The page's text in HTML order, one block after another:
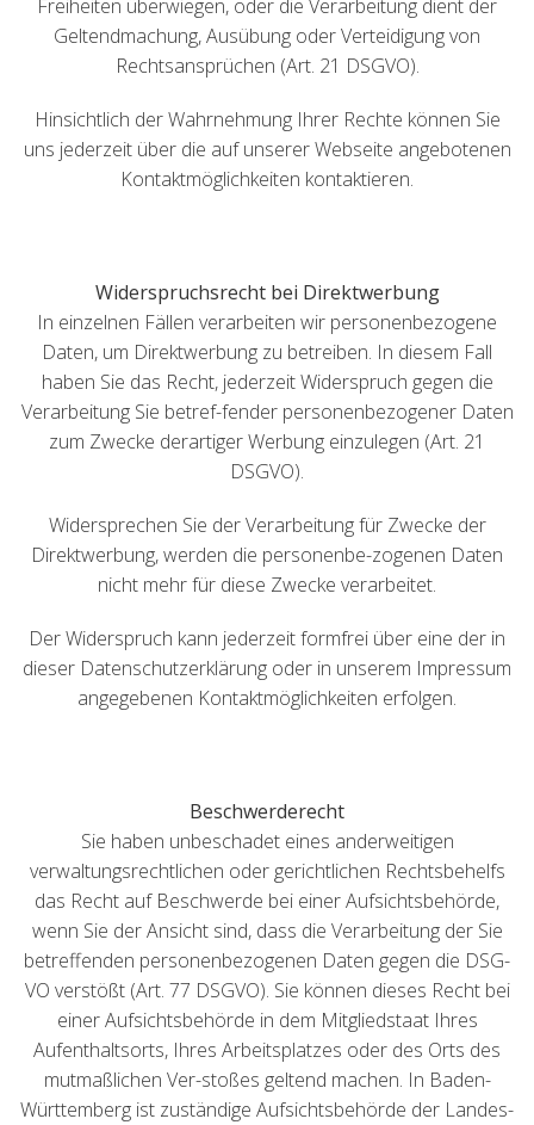
Freiheiten überwiegen, oder die Verarbeitung dient der
Geltendmachung, Ausübung oder Verteidigung von
Rechtsansprüchen (Art. 21 DSGVO).
Hinsichtlich der Wahrnehmung Ihrer Rechte können Sie
uns jederzeit über die auf unserer Webseite angebotenen
Kontaktmöglichkeiten kontaktieren.
Widerspruchsrecht bei Direktwerbung
In einzelnen Fällen verarbeiten wir personenbezogene
Daten, um Direktwerbung zu betreiben. In diesem Fall
haben Sie das Recht, jederzeit Widerspruch gegen die
Verarbeitung Sie betref-fender personenbezogener Daten
zum Zwecke derartiger Werbung einzulegen (Art. 21
DSGVO).
Widersprechen Sie der Verarbeitung für Zwecke der
Direktwerbung, werden die personenbe-zogenen Daten
nicht mehr für diese Zwecke verarbeitet.
Der Widerspruch kann jederzeit formfrei über eine der in
dieser Datenschutzerklärung oder in unserem Impressum
angegebenen Kontaktmöglichkeiten erfolgen.
Beschwerderecht
Sie haben unbeschadet eines anderweitigen
verwaltungsrechtlichen oder gerichtlichen Rechtsbehelfs
das Recht auf Beschwerde bei einer Aufsichtsbehörde,
wenn Sie der Ansicht sind, dass die Verarbeitung der Sie
betreffenden personenbezogenen Daten gegen die DSG-
VO verstößt (Art. 77 DSGVO). Sie können dieses Recht bei
einer Aufsichtsbehörde in dem Mitgliedstaat Ihres
Aufenthaltsorts, Ihres Arbeitsplatzes oder des Orts des
mutmaßlichen Ver-stoßes geltend machen. In Baden-
Württemberg ist zuständige Aufsichtsbehörde der Landes-